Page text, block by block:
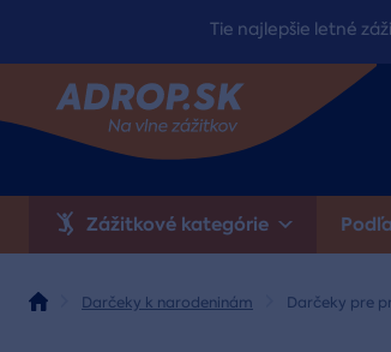
Tie najlepšie letné
Zážitkové kategórie
Darčeky k narodeninám Darčeky pre